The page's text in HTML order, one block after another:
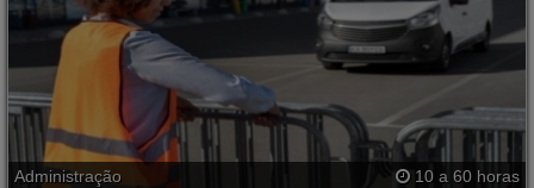
Administração 10 a 60 horas